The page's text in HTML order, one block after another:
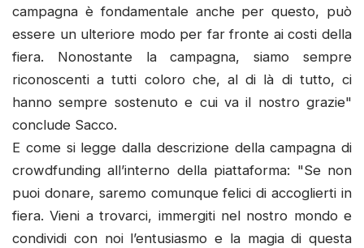
campagna è fondamentale anche per questo, può
essere un ulteriore modo per far fronte ai costi della
fiera. Nonostante la campagna, siamo sempre
riconoscenti a tutti coloro che, al di là di tutto, ci
hanno sempre sostenuto e cui va il nostro grazie"
conclude Sacco.
E come si legge dalla descrizione della campagna di
crowdfunding all’interno della piattaforma: "Se non
puoi donare, saremo comunque felici di accoglierti in
fiera. Vieni a trovarci, immergiti nel nostro mondo e
condividi con noi l’entusiasmo e la magia di questa